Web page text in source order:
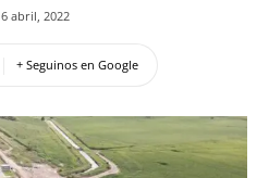
6 abril, 2022
+ Seguinos en Google